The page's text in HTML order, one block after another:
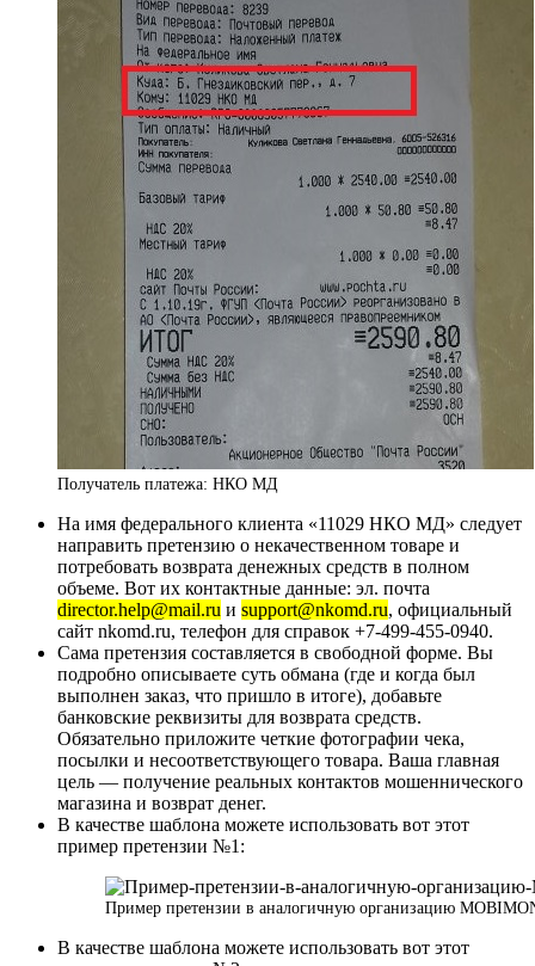
Получатель платежа: НКО МД
На имя федерального клиента «11029 НКО МД» следует
направить претензию о некачественном товаре и
потребовать возврата денежных средств в полном
объеме. Вот их контактные данные: эл. почта
director.help@mail.ru и support@nkomd.ru, официальный
сайт nkomd.ru, телефон для справок +7-499-455-0940.
Сама претензия составляется в свободной форме. Вы
подробно описываете суть обмана (где и когда был
выполнен заказ, что пришло в итоге), добавьте
банковские реквизиты для возврата средств.
Обязательно приложите четкие фотографии чека,
посылки и несоответствующего товара. Ваша главная
цель — получение реальных контактов мошеннического
магазина и возврат денег.
В качестве шаблона можете использовать вот этот
пример претензии №1:
Пример претензии в аналогичную организацию
В качестве шаблона можете использовать вот этот